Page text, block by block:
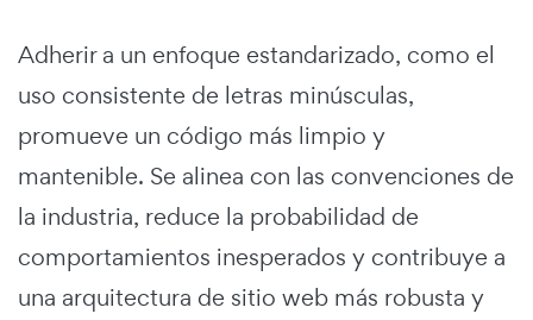
Adherir a un enfoque estandarizado, como el
uso consistente de letras minúsculas,
promueve un código más limpio y
mantenible. Se alinea con las convenciones de
la industria, reduce la probabilidad de
comportamientos inesperados y contribuye a
una arquitectura de sitio web más robusta y